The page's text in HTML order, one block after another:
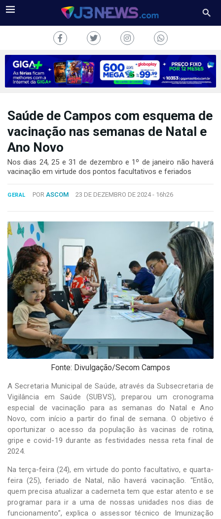
J3NEWS
COLUNAS
2024
Desenvolvido
por
Hesea
Tecnologia
Sistemas
Saúde de Campos com esquema de
vacinação nas semanas de Natal e
Ano Novo
Nos dias 24, 25 e 31 de dezembro e 1º de janeiro não haverá
vacinação em virtude dos pontos facultativos e feriados
GERAL POR ASCOM 23 DE DEZEMBRO DE 2024 - 16h26
Fonte: Divulgação/Secom Campos
A Secretaria Municipal de Saúde, através da Subsecretaria de
Vigilância em Saúde (SUBVS), preparou um cronograma
especial de vacinação para as semanas do Natal e Ano
Novo, com início a partir do final de semana. O objetivo é
oportunizar o acesso da população às vacinas de rotina,
gripe e covid-19 durante as festividades nessa reta final de
2024.
Na terça-feira (24), em virtude do ponto facultativo, e quarta-
feira (25), feriado de Natal, não haverá vacinação. “Então,
quem precisa atualizar a caderneta tem que estar atento e se
programar para ir a uma de nossas unidades nos dias de
funcionamento”, explica o assessor técnico de Imunização